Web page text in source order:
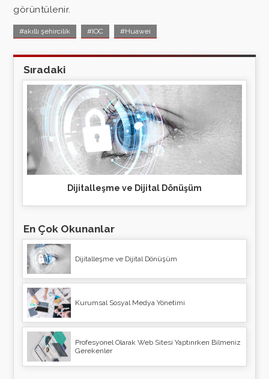
görüntülenir.
#akıllı şehircilik #IOC #Huawei
Sıradaki
Dijitalleşme ve Dijital Dönüşüm
En Çok Okunanlar
Dijitalleşme ve Dijital Dönüşüm
Kurumsal Sosyal Medya Yönetimi
Profesyonel Olarak Web Sitesi Yaptırırken Bilmeniz
Gerekenler